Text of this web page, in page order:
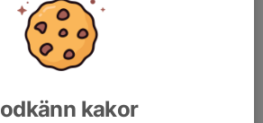
kakor